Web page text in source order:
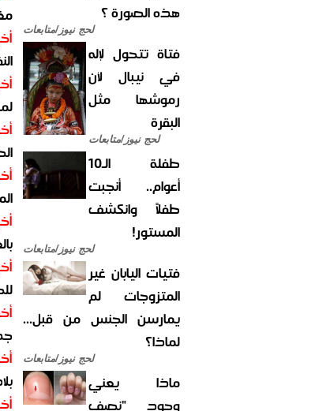
هذه الصورة ؟
لحج نيوز/متابعات
فتاة تتحول لإله
في نيبال لأن
رموشها مثل
البقرة
لحج نيوز/متابعات
طفلة الـ10
أعوام.. أنجبت
طفلاً وانكشف
المستور!
لحج نيوز/متابعات
فتيات اليابان غير
المتزوجات لم
يمارسن الجنس من قبل...
لماذا؟
لحج نيوز/متابعات
ماذا يعني
وجود "نصف